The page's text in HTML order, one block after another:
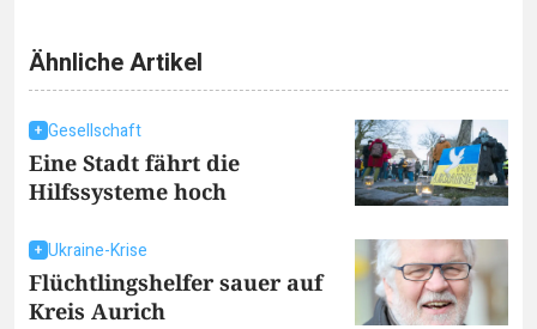
Ähnliche Artikel
Gesellschaft
Eine Stadt fährt die
Hilfssysteme hoch
Ukraine-Krise
Flüchtlingshelfer sauer auf
Kreis Aurich